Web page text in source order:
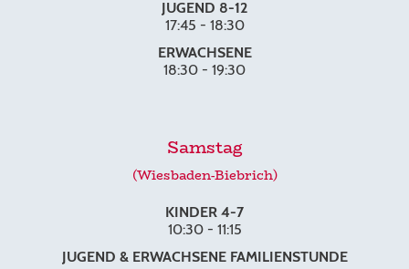
JUGEND 8-12
17:45 - 18:30
ERWACHSENE
18:30 - 19:30
Samstag
(Wiesbaden-Biebrich)
KINDER 4-7
10:30 - 11:15
JUGEND & ERWACHSENE FAMILIENSTUNDE